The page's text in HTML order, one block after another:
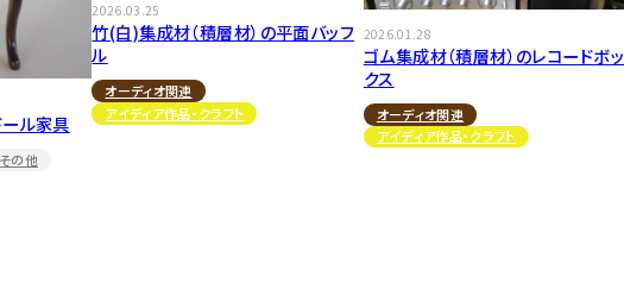
ール家具
その他
2026.03.25
竹(白)集成材（積層材）の平面バッフ
ル
オーディオ関連
アイディア作品・クラフト
2026.01.28
ゴム集成材（積層材）のレコードボッ
クス
オーディオ関連
アイディア作品・クラフト